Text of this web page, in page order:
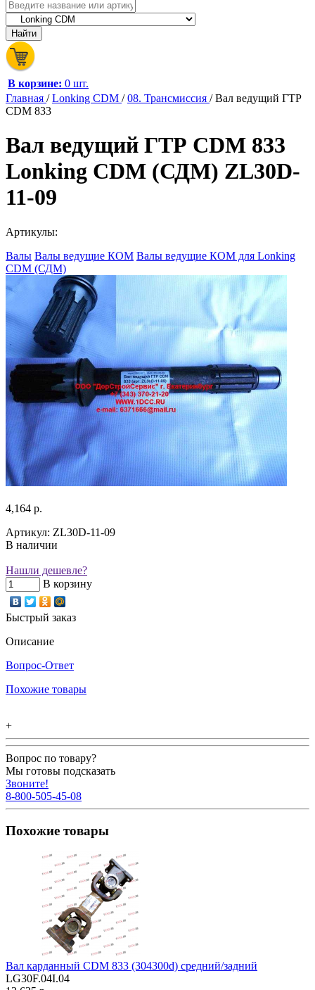
В корзине: 0 шт.
Главная /Lonking CDM /08. Трансмиссия /Вал ведущий ГТР
CDM 833
Вал ведущий ГТР CDM 833
Lonking CDM (СДМ) ZL30D-
11-09
Артикулы:
Валы Валы ведущие КОМ Валы ведущие КОМ для Lonking
CDM (СДМ)
4,164 р.
Артикул: ZL30D-11-09
В наличии
Нашли дешевле?
В корзину
Быстрый заказ
Описание
Вопрос-Ответ
Похожие товары
+
Вопрос по товару?
Мы готовы подсказать
Звоните!
8-800-505-45-08
Похожие товары
Вал карданный CDM 833 (304300d) средний/задний
LG30F.04I.04